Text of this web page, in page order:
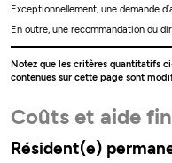
Exceptionnellement, une demande
En outre, une recommandation du
Notez que les critères quantitatifs
contenues sur cette page sont
Coûts et aide
Résident(e)